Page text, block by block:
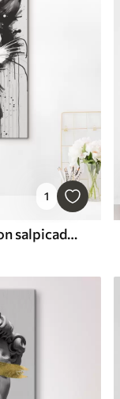
1
Gato en estilo boceto con salpicaduras de pintura